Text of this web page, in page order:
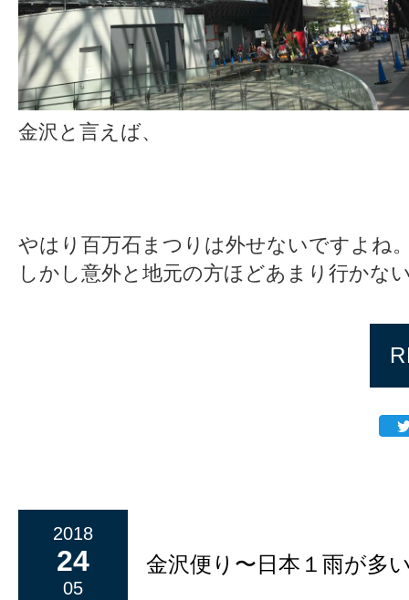
金沢と言えば、
やはり百万石まつりは外せないですよね
しかし意外と地元の方ほどあまり行かな
2018
24
05
金沢便り〜日本１雨が多